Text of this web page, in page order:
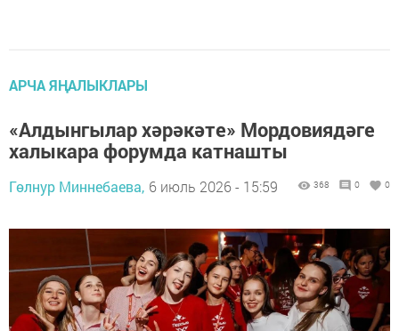
АРЧА ЯҢАЛЫКЛАРЫ
«Алдынгылар хәрәкәте» Мордовиядәге
халыкара форумда катнашты
Гөлнур Миннебаева, 6 июль 2026 - 15:59 368 0 0